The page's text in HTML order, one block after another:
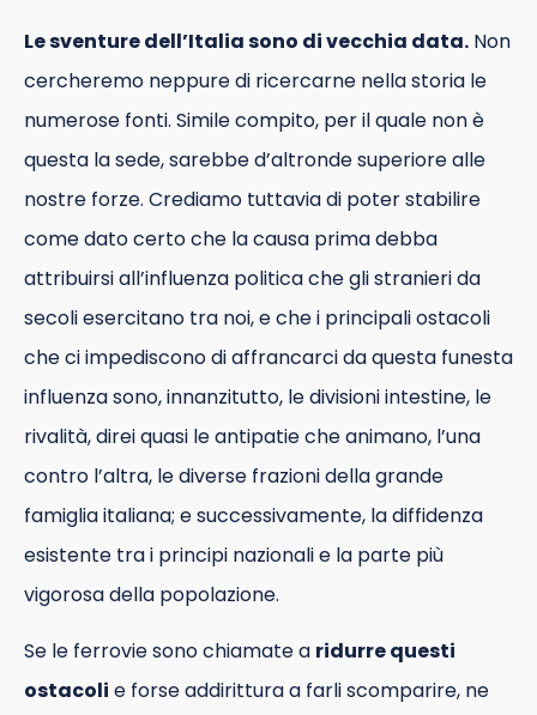
Le sventure dell’Italia sono di vecchia data. Non
cercheremo neppure di ricercarne nella storia le
numerose fonti. Simile compito, per il quale non è
questa la sede, sarebbe d’altronde superiore alle
nostre forze. Crediamo tuttavia di poter stabilire
come dato certo che la causa prima debba
attribuirsi all’influenza politica che gli stranieri da
secoli esercitano tra noi, e che i principali ostacoli
che ci impediscono di affrancarci da questa funesta
influenza sono, innanzitutto, le divisioni intestine, le
rivalità, direi quasi le antipatie che animano, l’una
contro l’altra, le diverse frazioni della grande
famiglia italiana; e successivamente, la diffidenza
esistente tra i principi nazionali e la parte più
vigorosa della popolazione.
Se le ferrovie sono chiamate a ridurre questi
ostacoli e forse addirittura a farli scomparire, ne